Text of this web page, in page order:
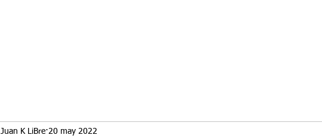
Juan K LiBre 20 may 2022